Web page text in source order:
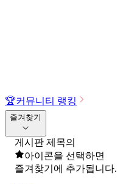
🏆커뮤니티 랭킹
즐겨찾기
게시판 제목의
아이콘을 선택하면
즐겨찾기에 추가됩니다.